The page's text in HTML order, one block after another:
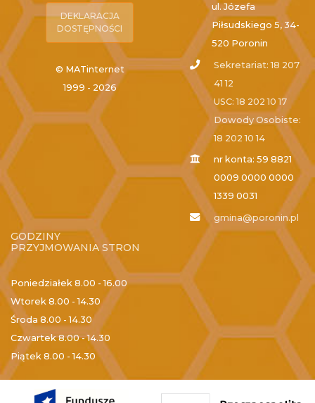
DEKLARACJA
DOSTĘPNOŚCI
© MATinternet
1999 - 2026
ul. Józefa
Piłsudskiego 5, 34-
520 Poronin
Sekretariat: 18 207
41 12
USC: 18 202 10 17
Dowody Osobiste:
18 202 10 14
nr konta: 59 8821
0009 0000 0000
1339 0031
gmina@poronin.pl
GODZINY
PRZYJMOWANIA STRON
Poniedziałek 8.00 - 16.00
Wtorek 8.00 - 14.30
Środa 8.00 - 14.30
Czwartek8.00 - 14.30
Piątek 8.00 - 14.30